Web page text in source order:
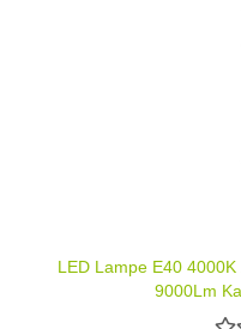
LED Lampe E40
9000Lm